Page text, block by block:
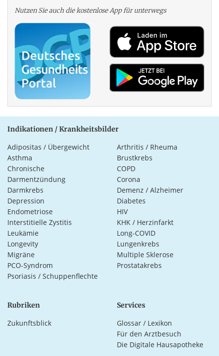
Nutzen Sie auch die kosten­lose App für unterwegs
Indikationen / Krankheitsbilder
Adipositas / Übergewicht
Arthritis / Rheuma
Asthma
Brustkrebs
Chronische
Darmentzündung
COPD
Corona
Darmkrebs
Demenz / Alzheimer
Depression
Diabetes
Endometriose
HIV
Interstitielle Zystitis
KHK / Herzinfarkt
Leukämie
Long-COVID
Longevity
Lungenkrebs
Migräne
Multiple Sklerose
PCO-Syndrom
Prostatakrebs
Psoriasis / Schuppenflechte
Rubriken
Zukunftsblick
Services
Glossar / Lexikon
Für den Arztbesuch
Die Digitale Hausapotheke